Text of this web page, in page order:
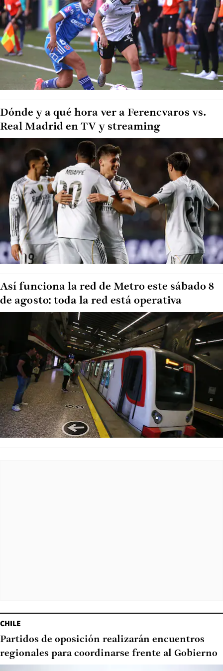
Dónde y a qué hora ver a Ferencvaros vs.
Real Madrid en TV y streaming
Así funciona la red de Metro este sábado 8
de agosto: toda la red está operativa
CHILE
Partidos de oposición realizarán encuentros
regionales para coordinarse frente al Gobierno